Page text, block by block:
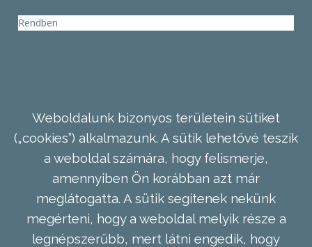
Rendben
Weboldalunk bizonyos területein sütiket
(„cookies”) alkalmazunk. A sütik lehetővé teszik
a weboldal számára, hogy felismerje,
amennyiben Ön korábban azt már
meglátogatta. A sütik segítenek nekünk
megérteni, hogy a weboldal melyik része a
legnépszerűbb, mert látni engedik, hogy